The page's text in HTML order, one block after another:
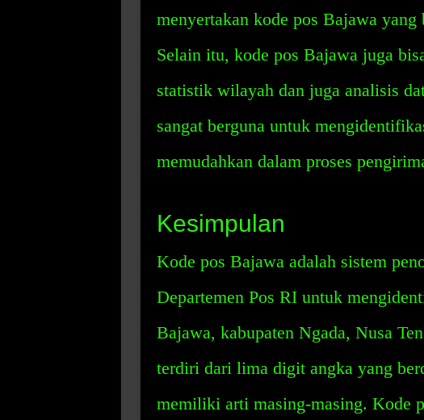
menyertakan kode pos Bajawa
Selain itu, kode pos Bajawa juga
statistik wilayah dan juga analisis
sangat berguna untuk
memudahkan dalam proses
Kesimpulan
Kode pos Bajawa adalah sistem
Departemen Pos RI untuk
Bajawa, kabupaten Ngada, Nusa
terdiri dari lima digit angka yang
memiliki arti masing-masing. Kode